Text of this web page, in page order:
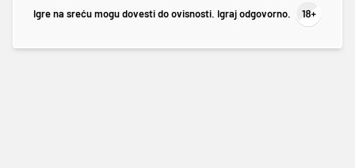
Igre na sreću mogu dovesti do ovisnosti. Igraj odgovorno.